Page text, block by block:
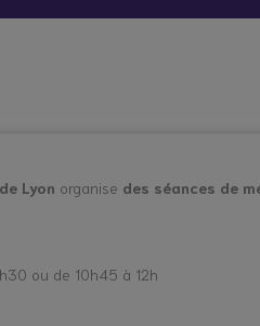
proches aidants
Lyon organise des séances de
ou de 10h45 à 12h